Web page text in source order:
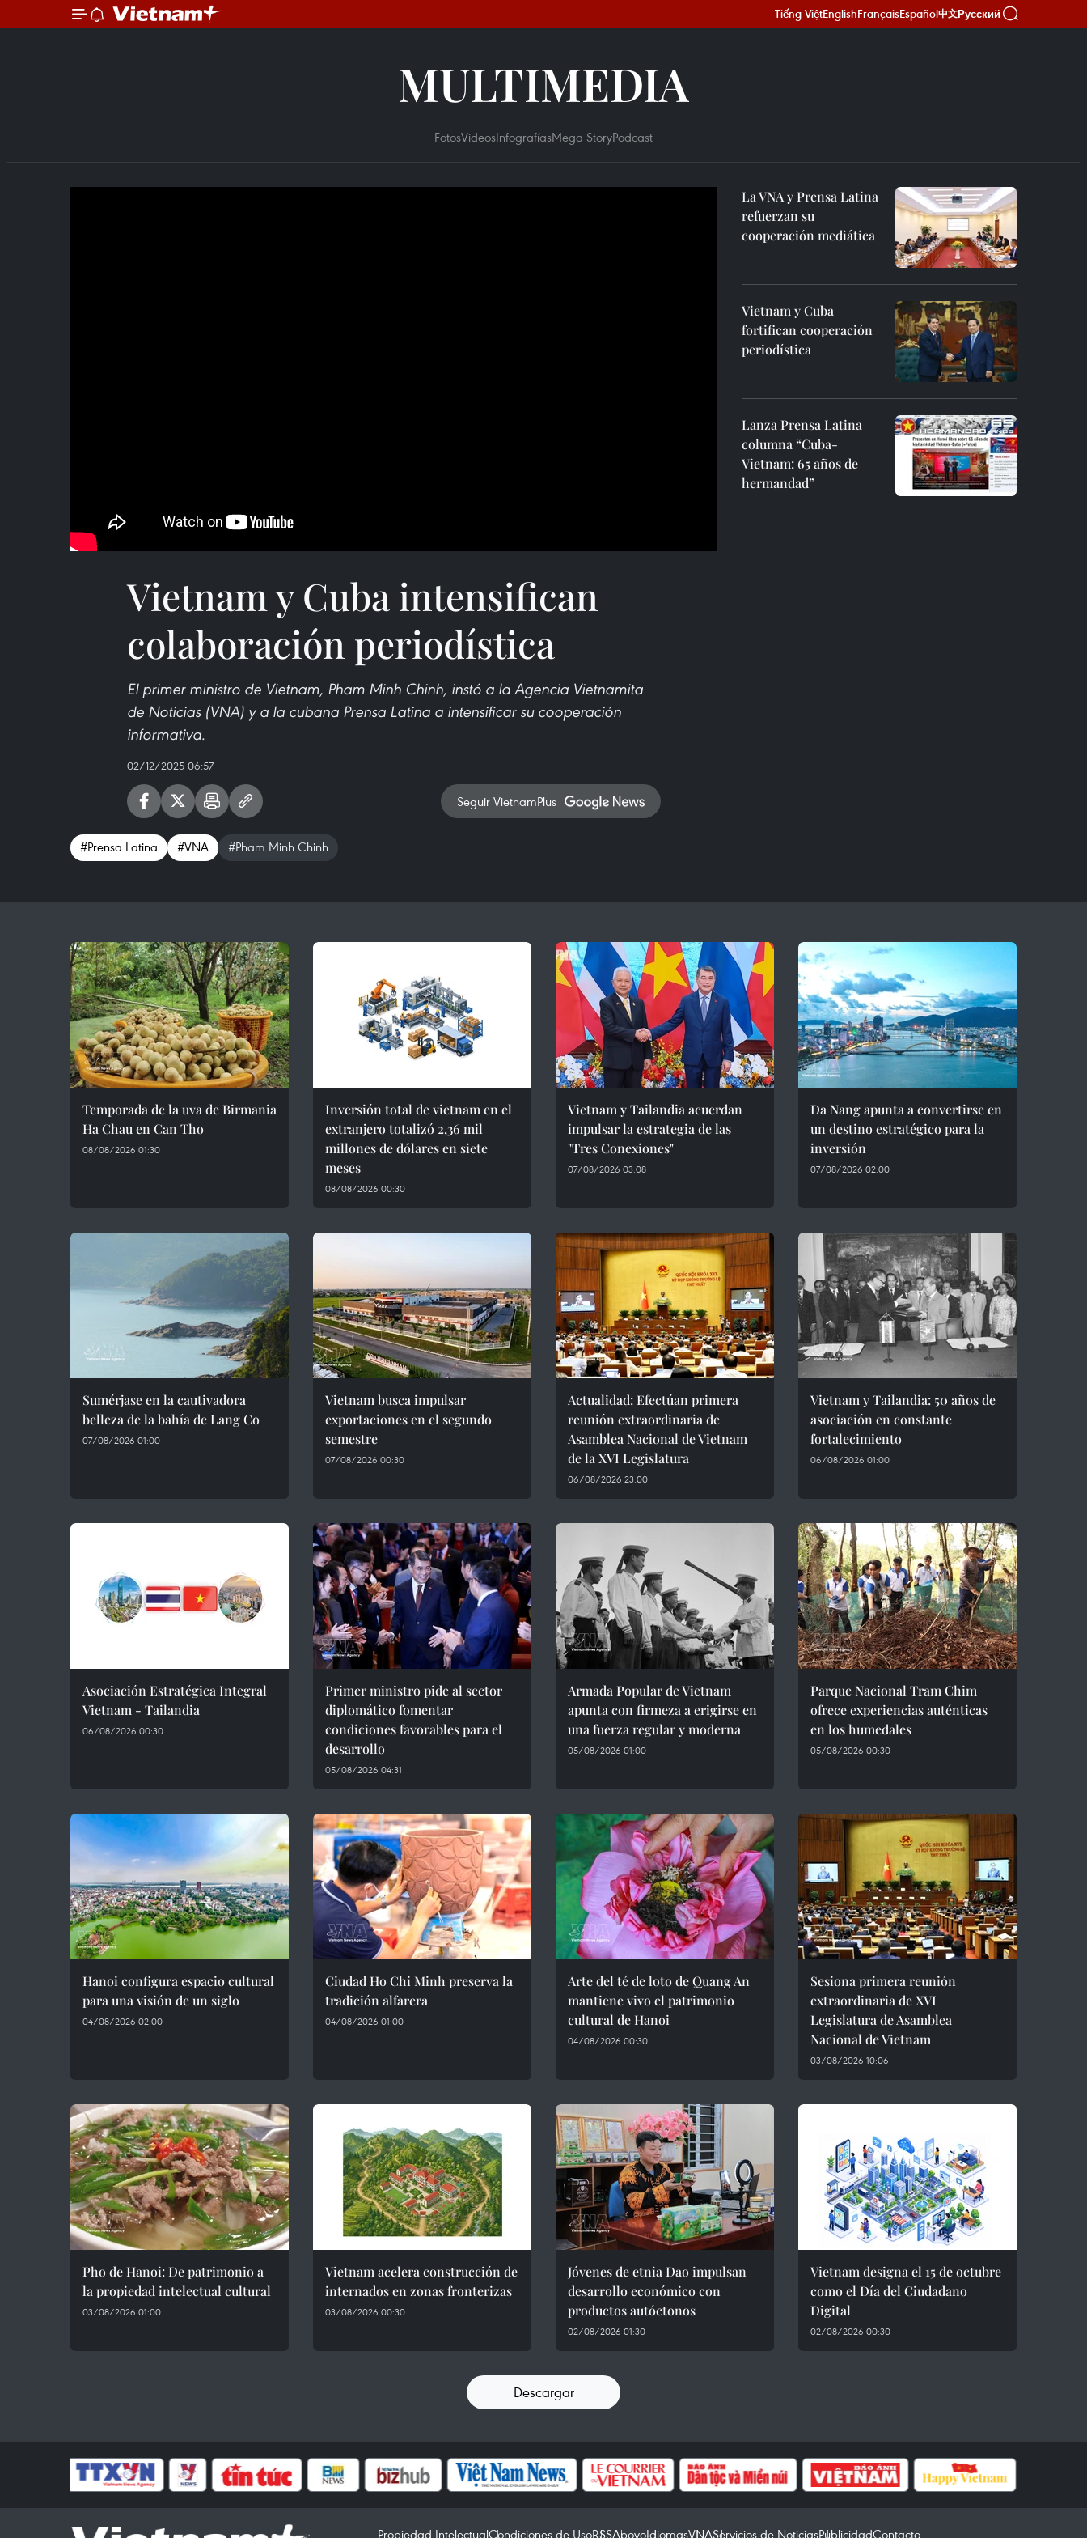
Tiếng ViệtEnglishFrançaisEspañol中文Русский
MULTIMEDIA
FotosVideosInfografíasMega StoryPodcast
Vietnam y Cuba intensifican
colaboración periodística
El primer ministro de Vietnam, Pham Minh Chinh, instó a la Agencia Vietnamita
de Noticias (VNA) y a la cubana Prensa Latina a intensificar su cooperación
informativa.
02/12/2025 06:57
Seguir VietnamPlus
#Prensa Latina #VNA #Pham Minh Chinh
La VNA y Prensa Latina
refuerzan su
cooperación mediática
Vietnam y Cuba
fortifican cooperación
periodística
Lanza Prensa Latina
columna “Cuba-
Vietnam: 65 años de
hermandad”
Temporada de la uva de Birmania
Ha Chau en Can Tho
08/08/2026 01:30
Inversión total de vietnam en el
extranjero totalizó 2,36 mil
millones de dólares en siete
meses
08/08/2026 00:30
Vietnam y Tailandia acuerdan
impulsar la estrategia de las
"Tres Conexiones"
07/08/2026 03:08
Da Nang apunta a convertirse en
un destino estratégico para la
inversión
07/08/2026 02:00
Sumérjase en la cautivadora
belleza de la bahía de Lang Co
07/08/2026 01:00
Vietnam busca impulsar
exportaciones en el segundo
semestre
07/08/2026 00:30
Actualidad: Efectúan primera
reunión extraordinaria de
Asamblea Nacional de Vietnam
de la XVI Legislatura
06/08/2026 23:00
Vietnam y Tailandia: 50 años de
asociación en constante
fortalecimiento
06/08/2026 01:00
Asociación Estratégica Integral
Vietnam - Tailandia
06/08/2026 00:30
Primer ministro pide al sector
diplomático fomentar
condiciones favorables para el
desarrollo
05/08/2026 04:31
Armada Popular de Vietnam
apunta con firmeza a erigirse en
una fuerza regular y moderna
05/08/2026 01:00
Parque Nacional Tram Chim
ofrece experiencias auténticas
en los humedales
05/08/2026 00:30
Hanoi configura espacio cultural
para una visión de un siglo
04/08/2026 02:00
Ciudad Ho Chi Minh preserva la
tradición alfarera
04/08/2026 01:00
Arte del té de loto de Quang An
mantiene vivo el patrimonio
cultural de Hanoi
04/08/2026 00:30
Sesiona primera reunión
extraordinaria de XVI
Legislatura de Asamblea
Nacional de Vietnam
03/08/2026 10:06
Pho de Hanoi: De patrimonio a
la propiedad intelectual cultural
03/08/2026 01:00
Vietnam acelera construcción de
internados en zonas fronterizas
03/08/2026 00:30
Jóvenes de etnia Dao impulsan
desarrollo económico con
productos autóctonos
02/08/2026 01:30
Vietnam designa el 15 de octubre
como el Día del Ciudadano
Digital
02/08/2026 00:30
Descargar
Propiedad IntelectualCondiciones de UsoRSSApoyoIdiomasVNAServicios de NoticiasPublicidadContacto